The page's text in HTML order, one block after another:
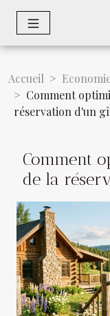
Accueil
Comment
réservation d'un
Comment
de la